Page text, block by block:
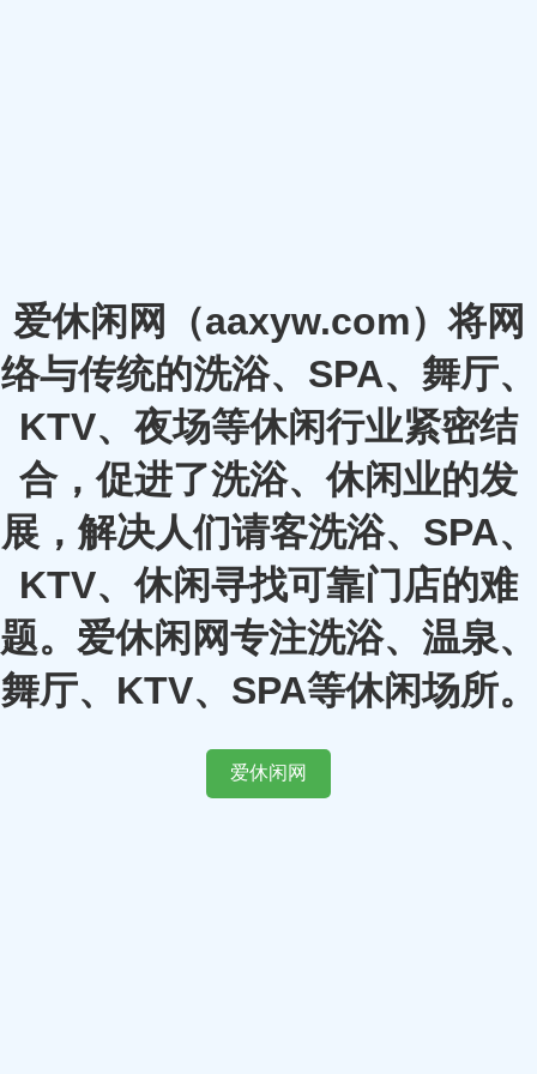
爱休闲网（aaxyw.com）将网
络与传统的洗浴、SPA、舞厅、
KTV、夜场等休闲行业紧密结
合，促进了洗浴、休闲业的发
展，解决人们请客洗浴、SPA、
KTV、休闲寻找可靠门店的难
题。爱休闲网专注洗浴、温泉、
舞厅、KTV、SPA等休闲场所。
爱休闲网